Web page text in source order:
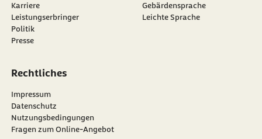
Karriere
Leistungserbringer
Politik
Presse
Gebärdensprache
Leichte Sprache
Rechtliches
Impressum
Datenschutz
Nutzungsbedingungen
Fragen zum Online-Angebot